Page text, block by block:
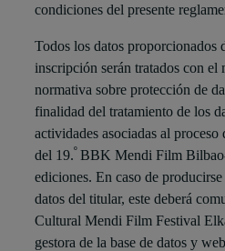
condiciones del presente
Todos los datos proporcionados
inscripción serán tratados con el
normativa sobre protección de
finalidad del tratamiento de los
actividades asociadas al
del 19.º BBK Mendi Film
ediciones. En caso de
datos del titular, este deberá
Cultural Mendi Film Festival
gestora de la base de datos y